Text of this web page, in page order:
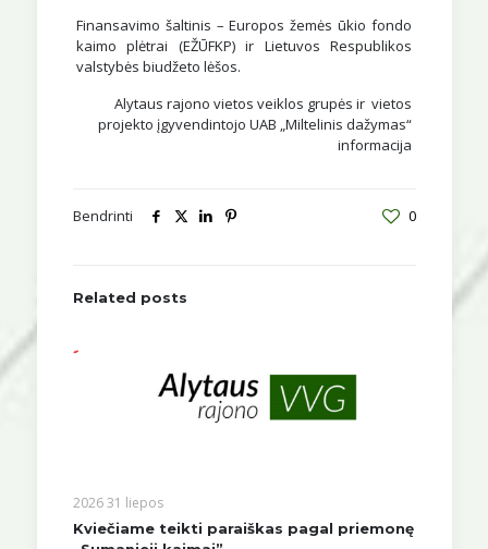
Finansavimo šaltinis – Europos žemės ūkio fondo
kaimo plėtrai (EŽŪFKP) ir Lietuvos Respublikos
valstybės biudžeto lėšos.
Alytaus rajono vietos veiklos grupės ir vietos
projekto įgyvendintojo UAB „Miltelinis dažymas“
informacija
Bendrinti 0
Related posts
2026 31 liepos
Kviečiame teikti paraiškas pagal priemonę